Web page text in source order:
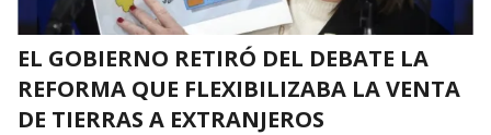
EL GOBIERNO RETIRÓ DEL DEBATE LA
REFORMA QUE FLEXIBILIZABA LA VENTA
DE TIERRAS A EXTRANJEROS